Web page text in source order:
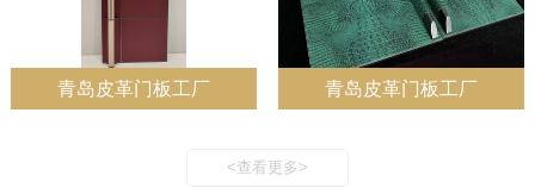
青岛皮革门板工厂 青岛皮革门板工厂
<查看更多>